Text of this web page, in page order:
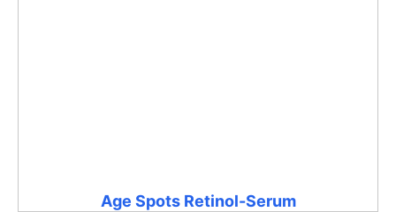
Age Spots Retinol-Serum